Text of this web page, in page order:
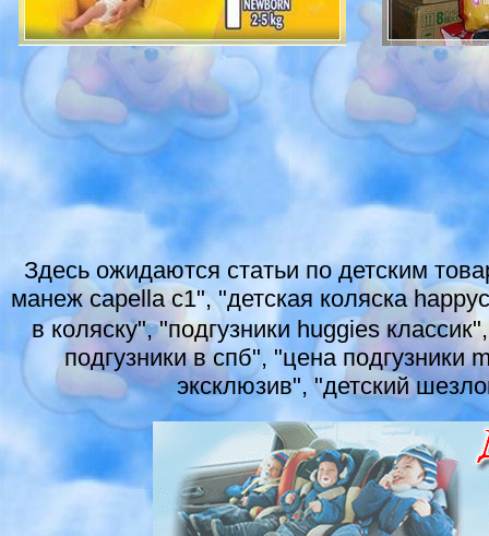
Здесь ожидаются статьи по детским
манеж capella c1", "детская коляска
в коляску", "подгузники huggies
подгузники в спб", "цена подгузники
эксклюзив", "детский